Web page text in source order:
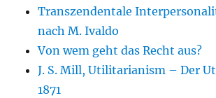
Transzendentale
nach M. Ivaldo
Von wem geht das Recht aus?
J. S. Mill, Utilitarianism – Der
1871